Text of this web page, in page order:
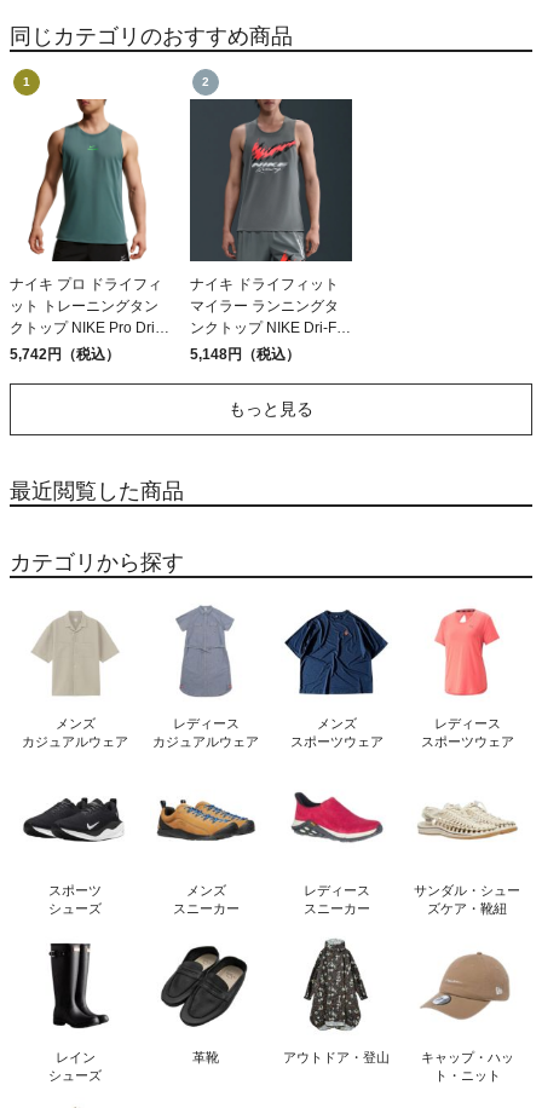
同じカテゴリのおすすめ商品
ナイキ プロ ドライフィ
ット トレーニングタン
クトップ NIKE Pro Dri-
FIT Training Tank Top
5,742円（税込）
ナイキ ドライフィット
マイラー ランニングタ
ンクトップ NIKE Dri-FIT
Miler Running Tank Top
5,148円（税込）
もっと見る
最近閲覧した商品
カテゴリから探す
メンズ
カジュアルウェア
レディース
カジュアルウェア
メンズ
スポーツウェア
レディース
スポーツウェア
スポーツ
シューズ
メンズ
スニーカー
レディース
スニーカー
サンダル・シュー
ズケア・靴紐
レイン
シューズ
革靴 アウトドア・登山
キャップ・ハッ
ト・ニット